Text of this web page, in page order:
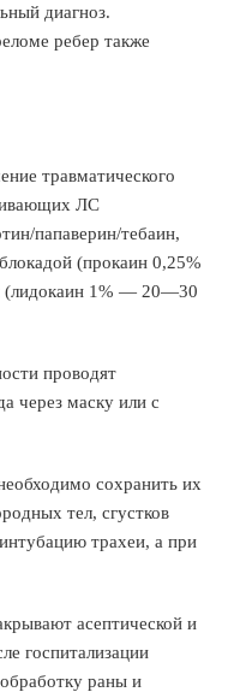
диагноз.
ребер также
травматического
ЛС
папаверин/тебаин,
(прокаин 0,25%
(лидокаин 1% — 20—30
проводят
через маску или с
сохранить их
тел, сгустков
трахеи, а при
асептической и
госпитализации
раны и